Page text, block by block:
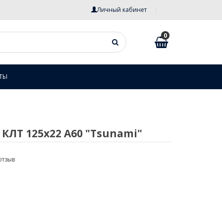
Личный кабинет
0
125х22 А60 "Tsunami"